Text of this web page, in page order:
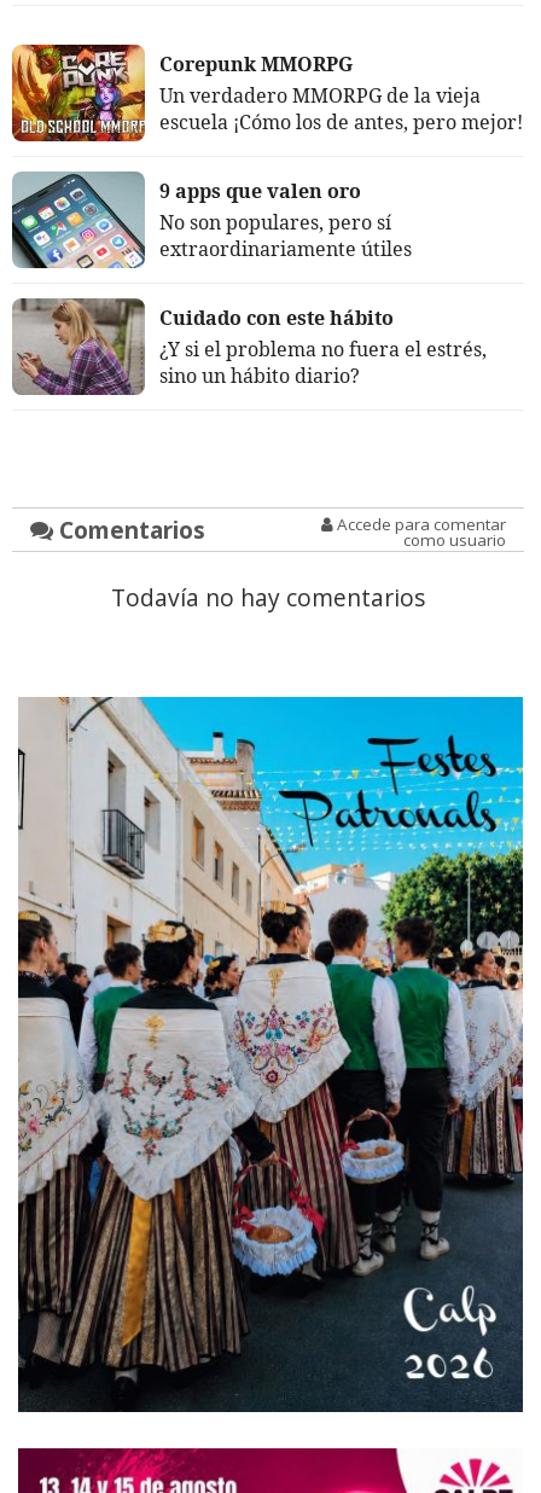
Corepunk MMORPG
Un verdadero MMORPG de la vieja
escuela ¡Cómo los de antes, pero mejor!
9 apps que valen oro
No son populares, pero sí
extraordinariamente útiles
Cuidado con este hábito
¿Y si el problema no fuera el estrés,
sino un hábito diario?
Comentarios Accede para comentar
como usuario
Todavía no hay comentarios